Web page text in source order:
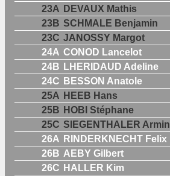
23A DEVAUX Mathis
23B SCHMALE Benjamin
23C JANOSSY Margot
24A CONOD Lancelot
24B LHERIDAUD Adeline
24C BESSON Anatole
25A HEEB Hans
25B HOBI Stéphane
25C SIEGENTHALER Armin
26A RINDERKNECHT Felix
26B AEBY Gilbert
26C HALLER Kim